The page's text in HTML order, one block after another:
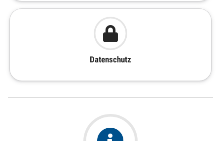
Datenschutz